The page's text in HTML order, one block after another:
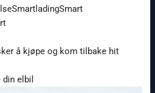
SmartladingSmart
å kjøpe og kom tilbake hit
elbil